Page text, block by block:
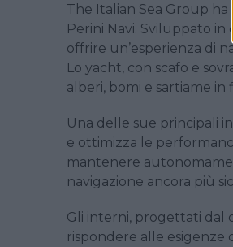
The Italian Sea Group
Perini Navi. Sviluppato
offrire un’esperienza di
Lo yacht, con scafo e
alberi, bomi e sartiame
Una delle sue principali
e ottimizza le
mantenere
navigazione ancora più
Gli interni, progettati dal
rispondere alle esigenze